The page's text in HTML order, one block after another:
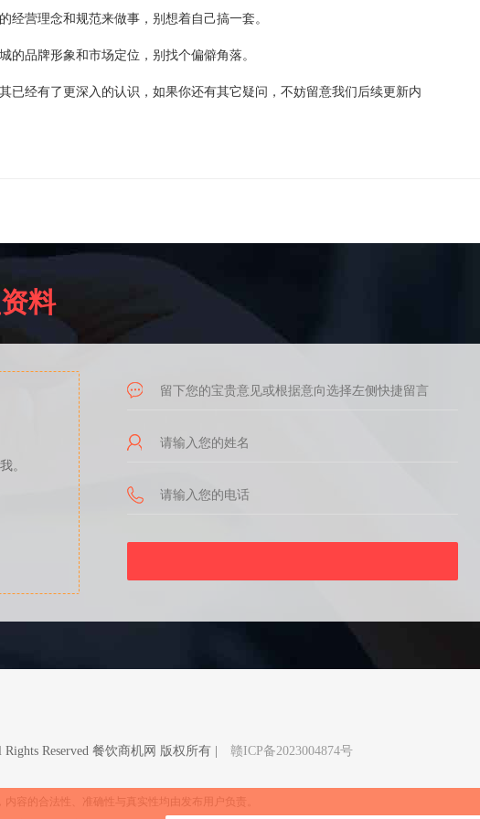
营理念和规范来做事，别想着自己搞一套。
品牌形象和市场定位，别找个偏僻角落。
经有了更深入的认识，如果你还有其它疑问，不妨留意我们后续更新内
料
。
Reserved 餐饮商机网 版权所有 | 赣ICP备2023004874号
容的合法性、准确性与真实性均由发布用户负责。